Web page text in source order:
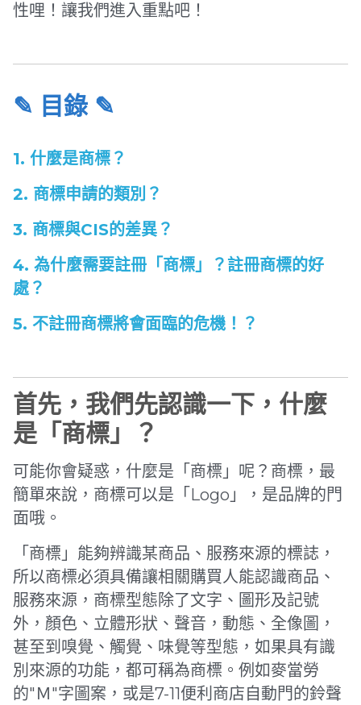
性哩！讓我們進入重點吧！
✎ 目錄 ✎
1. 什麼是商標？
2. 商標申請的類別？
3. 商標與CIS的差異？
4. 為什麼需要註冊「商標」？註冊商標的好
處？
5. 不註冊商標將會面臨的危機！？
首先，我們先認識一下，什麼
是「商標」？
可能你會疑惑，什麼是「商標」呢？商標，最
簡單來說，商標可以是「Logo」，是品牌的門
面哦。
「商標」能夠辨識某商品、服務來源的標誌，
所以商標必須具備讓相關購買人能認識商品、
服務來源，商標型態除了文字、圖形及記號
外，顏色、立體形狀、聲音，動態、全像圖，
甚至到嗅覺、觸覺、味覺等型態，如果具有識
別來源的功能，都可稱為商標。例如麥當勞
的"Ｍ"字圖案，或是7-11便利商店自動門的鈴聲